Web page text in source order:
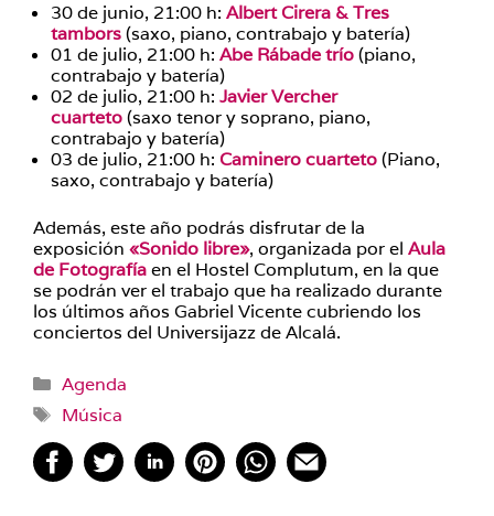
30 de junio, 21:00 h: Albert Cirera & Tres
tambors(saxo, piano, contrabajo y batería)
01 de julio, 21:00 h: Abe Rábade trío(piano,
contrabajo y batería)
02 de julio, 21:00 h: Javier Vercher
cuarteto(saxo tenor y soprano, piano,
contrabajo y batería)
03 de julio, 21:00 h: Caminero cuarteto(Piano,
saxo, contrabajo y batería)
Además, este año podrás disfrutar de la
exposición «Sonido libre», organizada por el Aula
de Fotografíaen el Hostel Complutum, en la que
se podrán ver el trabajo que ha realizado durante
los últimos años Gabriel Vicente cubriendo los
conciertos del Universijazz de Alcalá.
Categorías
Agenda
Etiquetas
Música